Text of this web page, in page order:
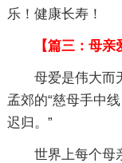
乐！健康长寿！
【篇三：母亲
母爱是伟大而
孟郊的“慈母手中
迟归。”
世界上每个母